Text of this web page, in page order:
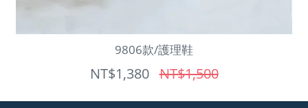
9806款/護理鞋
NT$1,380NT$1,500